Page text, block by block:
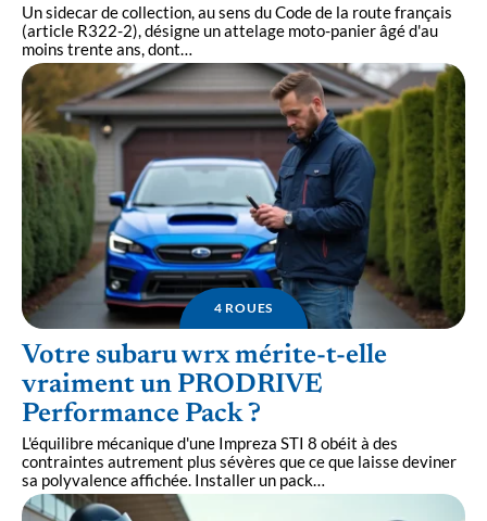
Un sidecar de collection, au sens du Code de la route français
(article R322-2), désigne un attelage moto-panier âgé d'au
moins trente ans, dont…
4 ROUES
Votre subaru wrx mérite-t-elle
vraiment un PRODRIVE
Performance Pack ?
L'équilibre mécanique d'une Impreza STI 8 obéit à des
contraintes autrement plus sévères que ce que laisse deviner
sa polyvalence affichée. Installer un pack